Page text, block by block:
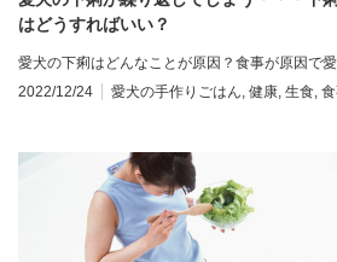
はどうすればいい？
愛犬の下痢はどんなことが原因？食事が原因で
2022/12/24
愛犬の手作りごはん, 健康, 生食,